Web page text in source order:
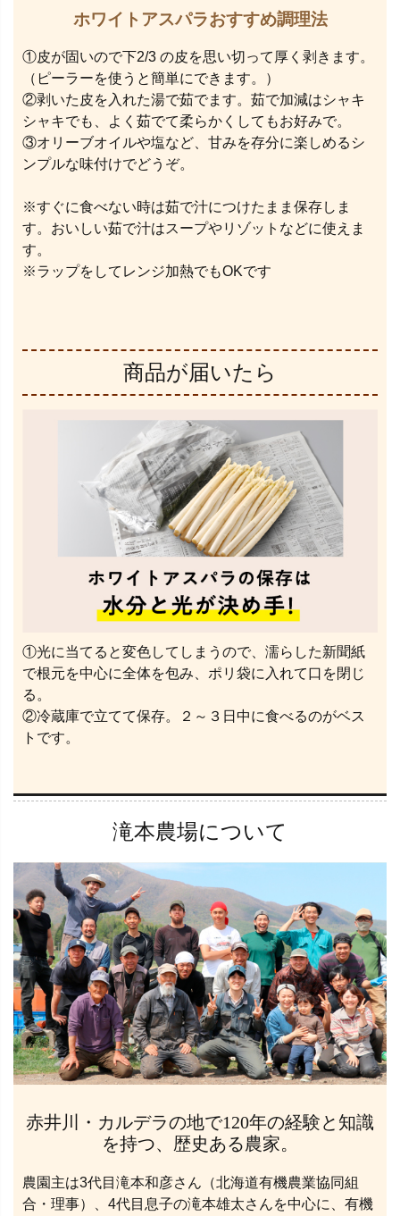
ホワイトアスパラおすすめ調理法
①皮が固いので下2/3 の皮を思い切って厚く剥きます。
（ピーラーを使うと簡単にできます。）
②剥いた皮を入れた湯で茹でます。茹で加減はシャキ
シャキでも、よく茹でて柔らかくしてもお好みで。
③オリーブオイルや塩など、甘みを存分に楽しめるシ
ンプルな味付けでどうぞ。
※すぐに食べない時は茹で汁につけたまま保存しま
す。おいしい茹で汁はスープやリゾットなどに使えま
す。
※ラップをしてレンジ加熱でもOKです
商品が届いたら
①光に当てると変色してしまうので、濡らした新聞紙
で根元を中心に全体を包み、ポリ袋に入れて口を閉じ
る。
②冷蔵庫で立てて保存。２～３日中に食べるのがベス
トです。
滝本農場について
赤井川・カルデラの地で120年の経験と知識
を持つ、歴史ある農家。
農園主は3代目滝本和彦さん（北海道有機農業協同組
合・理事）、4代目息子の滝本雄太さんを中心に、有機